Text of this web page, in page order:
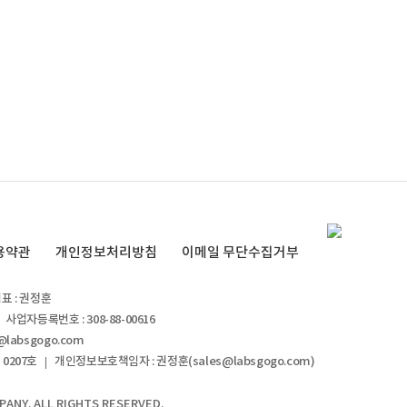
약관 개인정보처리방침 이메일 무단수집거부
: 권정훈
사업자등록번호 :308-88-00616
호
개인정보보호책임자 : 권정훈(sales@labsgogo.com)